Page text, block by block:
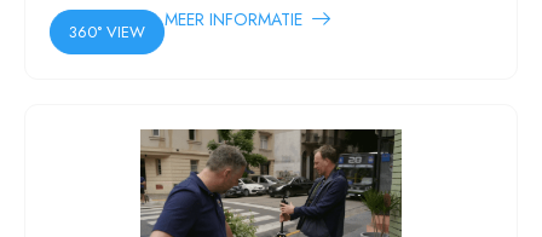
360° VIEW
MEER INFORMATIE